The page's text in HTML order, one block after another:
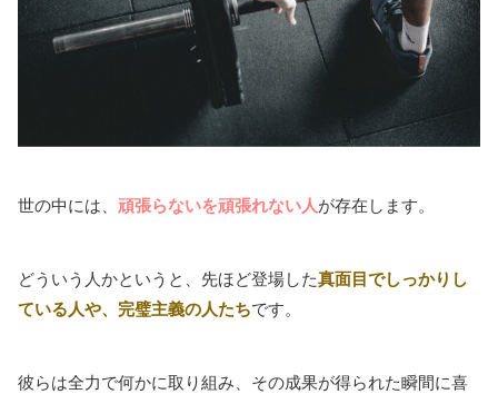
世の中には、 頑張らないを頑張れない人が存在します。
どういう人かというと、先ほど登場した真面目でしっかりし
ている人や、完璧主義の人たちです。
彼らは全力で何かに取り組み、その成果が得られた瞬間に喜